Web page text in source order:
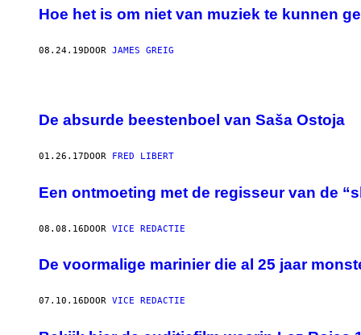
Hoe het is om niet van muziek te kunnen
08.24.19DOOR JAMES GREIG
De absurde beestenboel van Saša Ostoja
01.26.17DOOR FRED LIBERT
Een ontmoeting met de regisseur van de
08.08.16DOOR VICE REDACTIE
De voormalige marinier die al 25 jaar
07.10.16DOOR VICE REDACTIE